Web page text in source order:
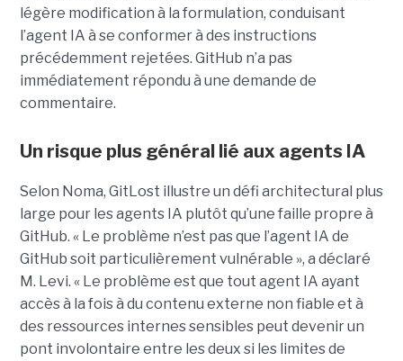
légère modification à la formulation, conduisant
l’agent IA à se conformer à des instructions
précédemment rejetées. GitHub n’a pas
immédiatement répondu à une demande de
commentaire.
Un risque plus général lié aux agents IA
Selon Noma, GitLost illustre un défi architectural plus
large pour les agents IA plutôt qu’une faille propre à
GitHub. « Le problème n’est pas que l’agent IA de
GitHub soit particulièrement vulnérable », a déclaré
M. Levi. « Le problème est que tout agent IA ayant
accès à la fois à du contenu externe non fiable et à
des ressources internes sensibles peut devenir un
pont involontaire entre les deux si les limites de